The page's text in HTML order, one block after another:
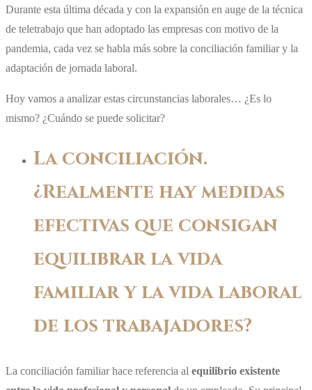
Durante esta última década y con la expansión en auge de la técnica
de teletrabajo que han adoptado las empresas con motivo de la
pandemia, cada vez se habla más sobre la conciliación familiar y la
adaptación de jornada laboral.
Hoy vamos a analizar estas circunstancias laborales… ¿Es lo
mismo? ¿Cuándo se puede solicitar?
La conciliación.
¿Realmente hay medidas
efectivas que consigan
equilibrar la vida
familiar y la vida laboral
de los trabajadores?
La conciliación familiar hace referencia al equilibrio existente